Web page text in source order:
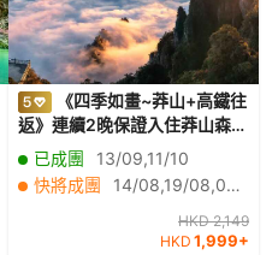
《四季如畫~莽山+高鐵往
返》連續2晚保證入住莽山森林
溫泉度假酒店+「諾亞方舟」懸
崖溫泉 「莽山國家森林公園」
【莽山瑤族十八碗特色風味
宴】莽山美景純玩3天團
已成團
13/09,11/10
快將成團
14/08,19/08,02/09,17/09,18/09
HKD 2,149
HKD 1,999+